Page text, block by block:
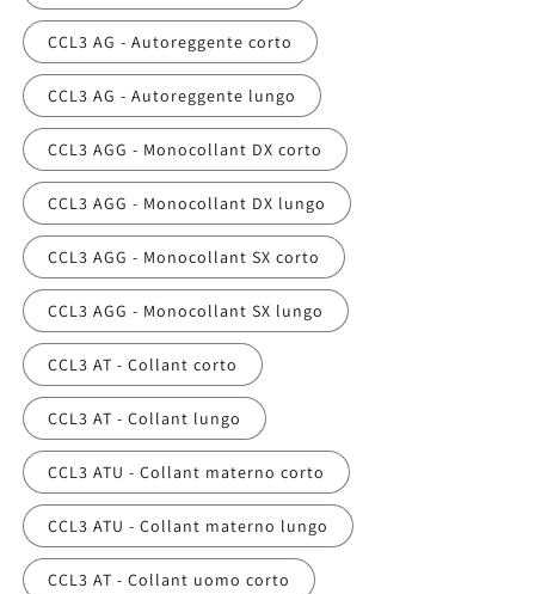
CCL3 AG - Autoreggente corto
CCL3 AG - Autoreggente lungo
CCL3 AGG - Monocollant DX corto
CCL3 AGG - Monocollant DX lungo
CCL3 AGG - Monocollant SX corto
CCL3 AGG - Monocollant SX lungo
CCL3 AT - Collant corto
CCL3 AT - Collant lungo
CCL3 ATU - Collant materno corto
CCL3 ATU - Collant materno lungo
CCL3 AT - Collant uomo corto